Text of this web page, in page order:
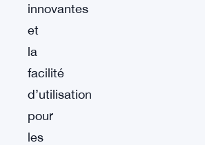
innovantes
et
la
facilité
d’utilisation
pour
les